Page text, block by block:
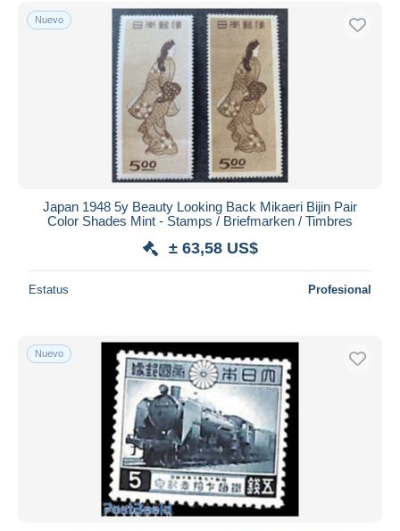
Sólo con descuento
Envío gratis
Métodos de pago
PayPal
Transferencia bancaria
Visa
Mastercard
Bancontact
iDeal
Maestro
Residencia del vendedor
Aplicar
Nuevo
Japan 1948 5y Beauty Looking Back Mikaeri Bijin Pair
Color Shades Mint - Stamps / Briefmarken / Timbres
± 63,58 US$
Estatus Profesional
Nuevo